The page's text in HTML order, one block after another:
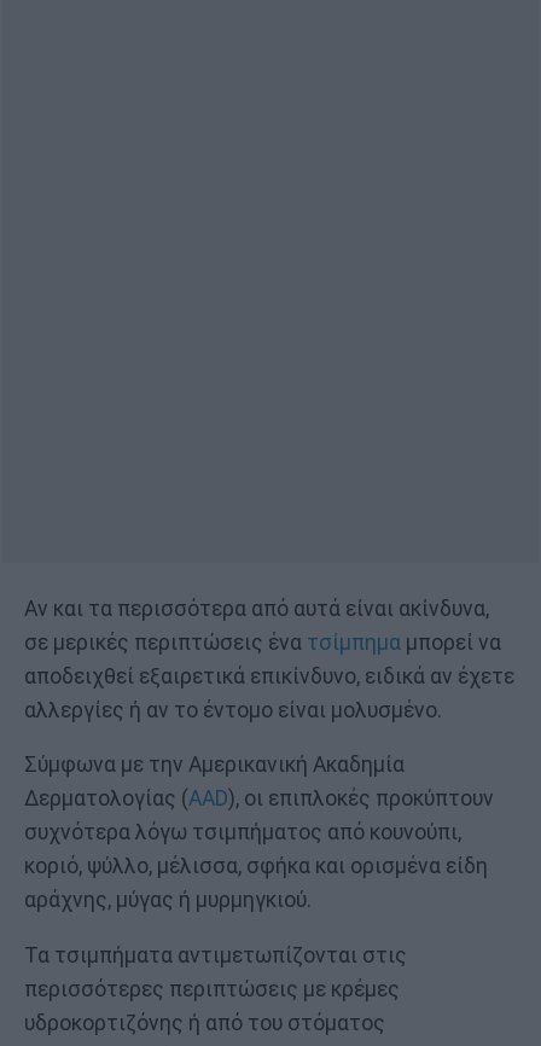
Αν και τα περισσότερα από αυτά είναι ακίνδυνα,
σε μερικές περιπτώσεις ένα τσίμπημα μπορεί να
αποδειχθεί εξαιρετικά επικίνδυνο, ειδικά αν έχετε
αλλεργίες ή αν το έντομο είναι μολυσμένο.
Σύμφωνα με την Αμερικανική Ακαδημία
Δερματολογίας (AAD), οι επιπλοκές προκύπτουν
συχνότερα λόγω τσιμπήματος από κουνούπι,
κοριό, ψύλλο, μέλισσα, σφήκα και ορισμένα είδη
αράχνης, μύγας ή μυρμηγκιού.
Τα τσιμπήματα αντιμετωπίζονται στις
περισσότερες περιπτώσεις με κρέμες
υδροκορτιζόνης ή από του στόματος